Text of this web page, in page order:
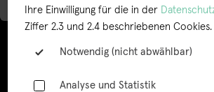
Ihre Einwilligung für die in der
Ziffer 2.3 und 2.4 beschriebenen Cookies.
Notwendig (nicht abwählbar)
Analyse und Statistik